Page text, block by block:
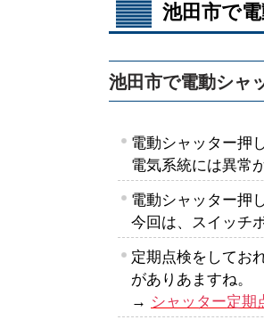
池田市で
池田市で電動シャ
電動シャッター押
電気系統には異常
電動シャッター押
今回は、スイッチ
定期点検をしてお
がありあますね。
→ シャッター定期